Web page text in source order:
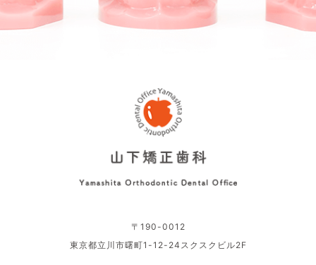
〒190-0012
東京都立川市曙町1-12-24スクスクビル2F